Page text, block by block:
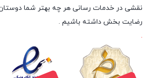
نقشی در خدمات رسانی هر چه بهتر شما دوستان
رضایت بخش داشته باشیم .
.